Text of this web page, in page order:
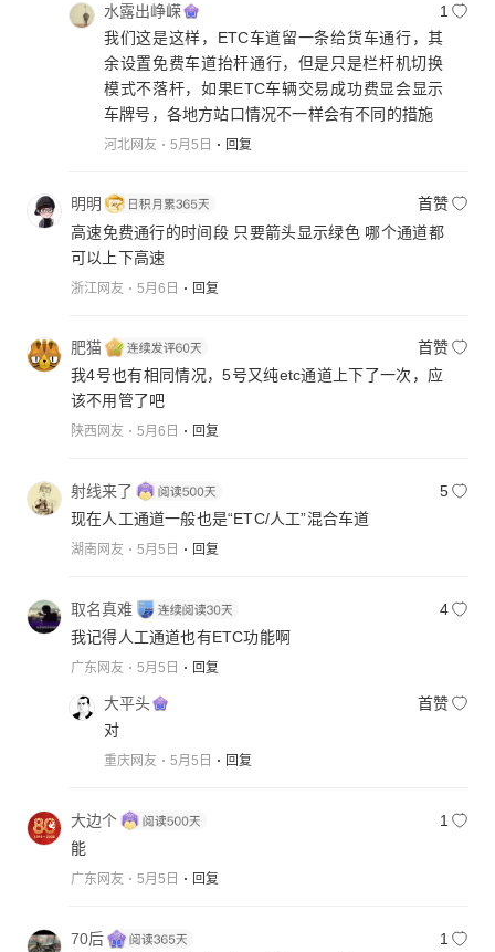
好心，反正免费，让没有ETC的也能通行，但驾驶人
没办法知道是否读取了ETC信息，导致出站遇到困
扰，如何避免？
水露出峥嵘
1
我们这是这样，ETC车道留一条给货车通行，其
余设置免费车道抬杆通行，但是只是栏杆机切换
模式不落杆，如果ETC车辆交易成功费显会显示
车牌号，各地方站口情况不一样会有不同的措施
河北网友 5月5日 回复
明明
首赞
高速免费通行的时间段 只要箭头显示绿色 哪个通道都
可以上下高速
浙江网友 5月6日 回复
肥猫
首赞
我4号也有相同情况，5号又纯etc通道上下了一次，应
该不用管了吧
陕西网友 5月6日 回复
射线来了
5
现在人工通道一般也是“ETC/人工”混合车道
湖南网友 5月5日 回复
取名真难
4
我记得人工通道也有ETC功能啊
广东网友 5月5日 回复
大平头
首赞
对
重庆网友 5月5日 回复
大边个
1
能
广东网友 5月5日 回复
70后
1